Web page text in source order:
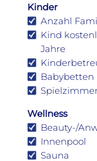
Kinder
Anzahl
Kind
Jahre
Babybetten
Wellness
Beauty-/
Innenpool
Sauna